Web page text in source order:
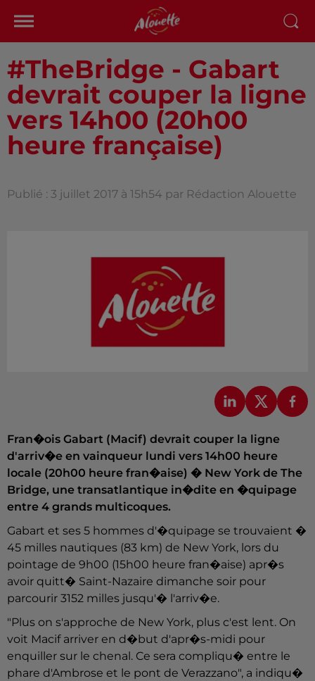
#TheBridge - Gabart
devrait couper la ligne
vers 14h00 (20h00
heure française)
Publié : 3 juillet 2017 à 15h54 par Rédaction Alouette
Fran�ois Gabart (Macif) devrait couper la ligne
d'arriv�e en vainqueur lundi vers 14h00 heure
locale (20h00 heure fran�aise) � New York de The
Bridge, une transatlantique in�dite en �quipage
entre 4 grands multicoques.
Gabart et ses 5 hommes d'�quipage se trouvaient �
45 milles nautiques (83 km) de New York, lors du
pointage de 9h00 (15h00 heure fran�aise) apr�s
avoir quitt� Saint-Nazaire dimanche soir pour
parcourir 3152 milles jusqu'� l'arriv�e.
"Plus on s'approche de New York, plus c'est lent. On
voit Macif arriver en d�but d'apr�s-midi pour
enquiller sur le chenal. Ce sera compliqu� entre le
phare d'Ambrose et le pont de Verazzano", a indiqu�